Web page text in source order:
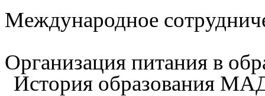
Международное
Организация питания в
История образования